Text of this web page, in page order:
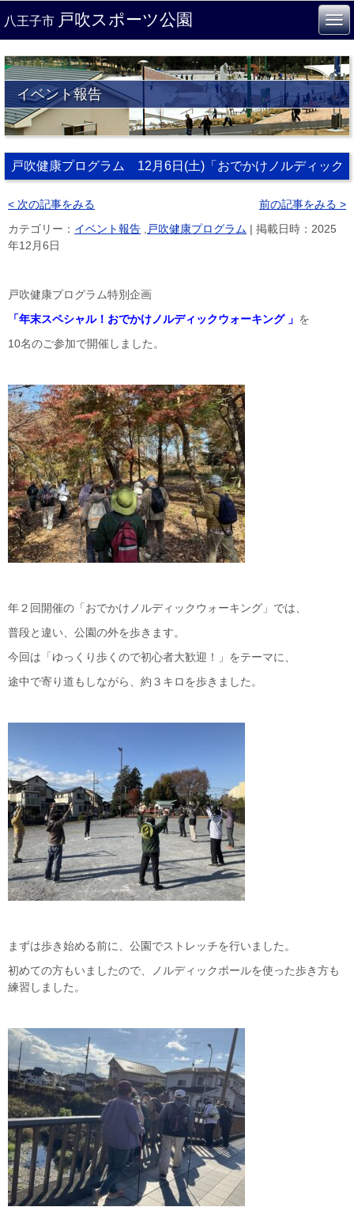
八王子市 戸吹スポーツ公園
イベント報告
戸吹健康プログラム 12月6日(土)「おでかけノルディック
前の記事をみる >
< 次の記事をみる
カテゴリー： イベント報告 ,戸吹健康プログラム | 掲載日時：2025
年12月6日
戸吹健康プログラム特別企画
「年末スペシャル！おでかけノルディックウォーキング 」 を
10名のご参加で開催しました。
年２回開催の「おでかけノルディックウォーキング」では、
普段と違い、公園の外を歩きます。
今回は「ゆっくり歩くので初心者大歓迎！」をテーマに、
途中で寄り道もしながら、約３キロを歩きました。
まずは歩き始める前に、公園でストレッチを行いました。
初めての方もいましたので、ノルディックポールを使った歩き方も
練習しました。